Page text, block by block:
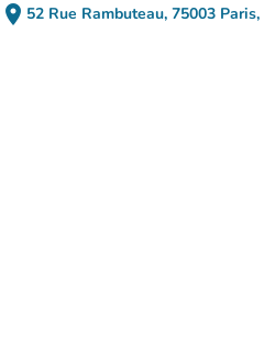
place 52 Rue Rambuteau, 75003 Paris,
(agor yn
(tab newydd)